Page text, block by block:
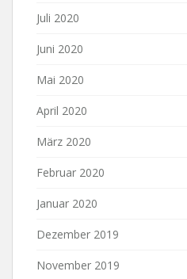
Juli 2020
Juni 2020
Mai 2020
April 2020
März 2020
Februar 2020
Januar 2020
Dezember 2019
November 2019